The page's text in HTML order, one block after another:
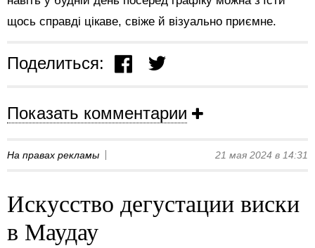
щось справді цікаве, свіже й візуально приємне.
Поделиться:
Показать комментарии
На правах рекламы 21 мая 2024 в 14:31
Искусство дегустации виски
в Маудау